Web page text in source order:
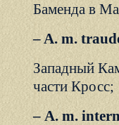
Баменда в
– A. m.
Западный
части Кросс;
– А. m.